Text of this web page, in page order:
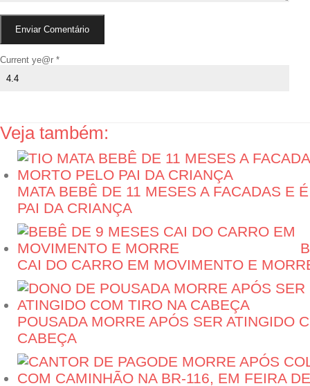
Current ye@r *
Veja também:
MATA BEBÊ DE 11 MESES A FACADAS E
PAI DA CRIANÇA
CAI DO CARRO EM MOVIMENTO E
POUSADA MORRE APÓS SER ATINGIDO
CABEÇA